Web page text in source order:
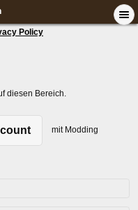
Policy
diesen Bereich.
mit Modding